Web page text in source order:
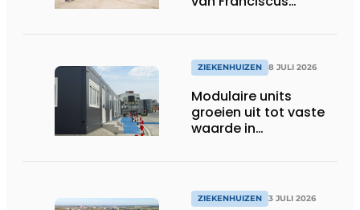
ZIEKENHUIZEN 8 JULI 2026
Modulaire units
groeien uit tot vaste
waarde in
ZIEKENHUIZEN 3 JULI 2026